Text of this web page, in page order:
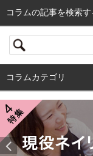
コラムの記事を検索す
コラムカテゴリ